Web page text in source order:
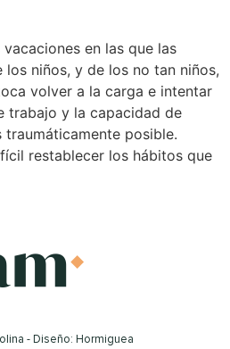
en las que las
niños, y de los no tan niños,
volver a la carga e intentar
trabajo y la capacidad de
posible.
restablecer los hábitos que
- Diseño: Hormiguea